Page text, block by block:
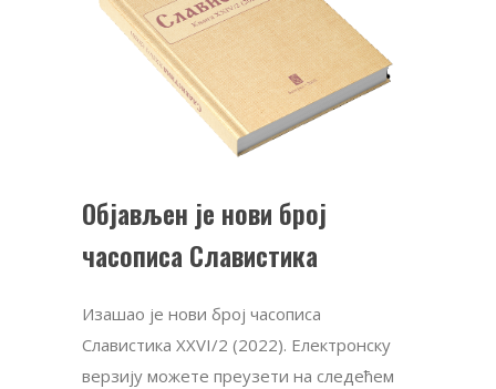
Објављен је нови број
часописа Славистика
Изашао је нови број часописа
Славистика XXVI/2 (2022). Електронску
верзију можете преузети на следећем